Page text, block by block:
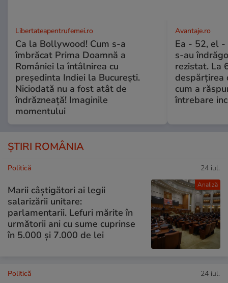
Libertateapentrufemei.ro
Ca la Bollywood! Cum s-a
îmbrăcat Prima Doamnă a
României la întâlnirea cu
președinta Indiei la București.
Niciodată nu a fost atât de
îndrăzneață! Imaginile
momentului
Avantaje.ro
Ea - 52, el -
s-au
rezistat. La
despărțirea
cum a
întrebare
ȘTIRI ROMÂNIA
Analiză
Politică 24 iul.
Marii câștigători ai legii
salarizării unitare:
parlamentarii. Lefuri mărite în
următorii ani cu sume cuprinse
în 5.000 și 7.000 de lei
Politică 24 iul.